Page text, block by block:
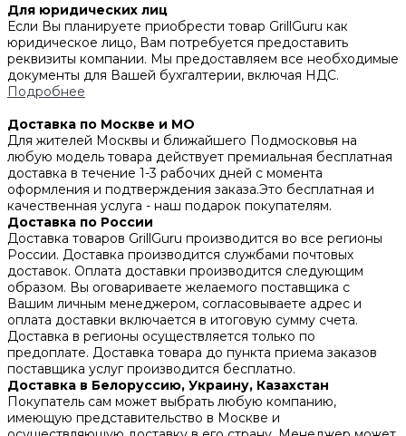
Для юридических лиц
Если Вы планируете приобрести товар GrillGuru как
юридическое лицо, Вам потребуется предоставить
реквизиты компании. Мы предоставляем все необходимые
документы для Вашей бухгалтерии, включая НДС.
Подробнее
Доставка по Москве и МО
Для жителей Москвы и ближайшего Подмосковья на
любую модель товара действует премиальная бесплатная
доставка в течение 1-3 рабочих дней с момента
оформления и подтверждения заказа.Это бесплатная и
качественная услуга - наш подарок покупателям.
Доставка по России
Доставка товаров GrillGuru производится во все регионы
России. Доставка производится службами почтовых
доставок. Оплата доставки производится следующим
образом. Вы оговариваете желаемого поставщика с
Вашим личным менеджером, согласовываете адрес и
оплата доставки включается в итоговую сумму счета.
Доставка в регионы осуществляется только по
предоплате. Доставка товара до пункта приема заказов
поставщика услуг производится бесплатно.
Доставка в Белоруссию, Украину, Казахстан
Покупатель сам может выбрать любую компанию,
имеющую представительство в Москве и